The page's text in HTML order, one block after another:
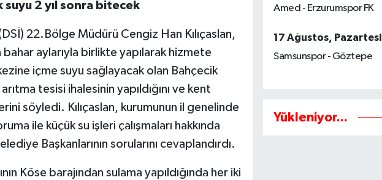
suyu 2 yıl sonra bitecek
22.Bölge Müdürü Cengiz Han Kılıçaslan,
aylarıyla birlikte yapılarak hizmete
içme suyu sağlayacak olan Bahçecik
tesisi ihalesinin yapıldığını ve kent
söyledi. Kılıçaslan, kurumunun il genelinde
ile küçük su işleri çalışmaları hakkında
Başkanlarının sorularını cevaplandırdı.
Köse barajından sulama yapıldığında her iki
Amed - Erzurumspor FK
17 Ağustos, Pazartesi
Samsunspor - Göztepe
Yükleniyor...